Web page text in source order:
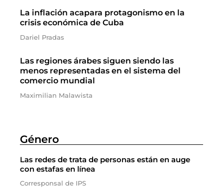
La inflación acapara protagonismo en la
crisis económica de Cuba
Dariel Pradas
Las regiones árabes siguen siendo las
menos representadas en el sistema del
comercio mundial
Maximilian Malawista
Género
Las redes de trata de personas están en auge
con estafas en línea
Corresponsal de IPS